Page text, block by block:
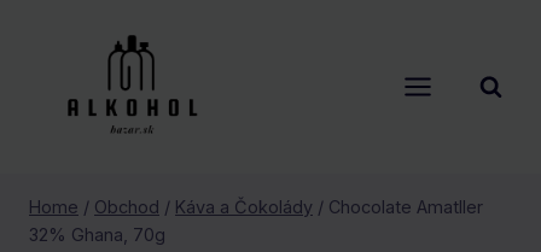
Home / Obchod / Káva a Čokolády / Chocolate Amatller
32% Ghana, 70g